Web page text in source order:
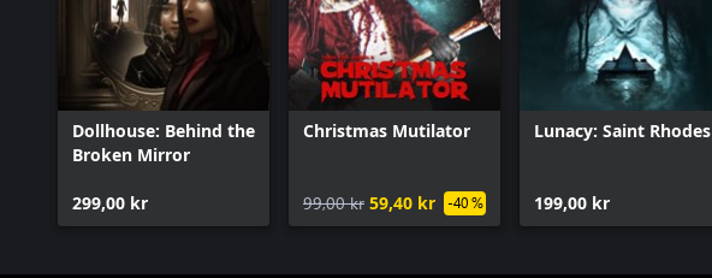
Dollhouse: Behind the
Broken Mirror
299,00 kr
Christmas Mutilator
99,00 kr 59,40 kr -40 %
Lunacy: Saint Rhodes
199,00 kr